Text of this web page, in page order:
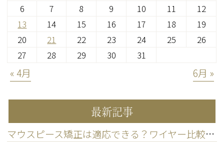
6
7 8 9 10 11
12
13
14 15 16 17 18
19
20
21 22 23 24 25
26
27
28 29 30 31
« 4月 6月 »
最新記事
マウスピース矯正は適応できる？ワイヤー比較と後悔しない選び方